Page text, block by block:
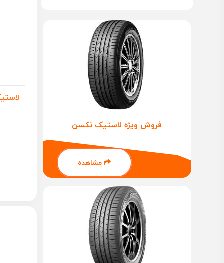
فروش ویژه لاستیک نکسن
مشاهده